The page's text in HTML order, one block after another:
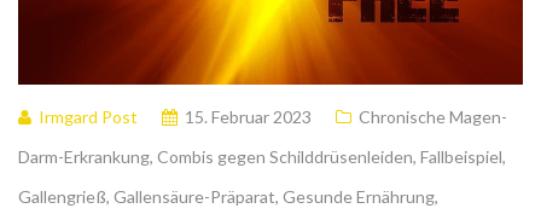
Irmgard Post 15. Februar 2023
Chronische Magen-
Darm-Erkrankung, Combis gegen Schilddrüsenleiden, Fallbeispiel,
Gallengrieß, Gallensäure-Präparat, Gesunde Ernährung,